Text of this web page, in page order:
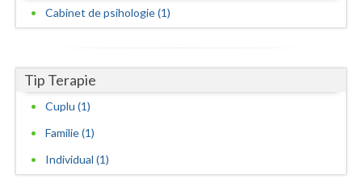
Neamt
Prahova
Sibiu
Cabinet de psihologie (1)
Tip Terapie
Cuplu (1)
Familie (1)
Individual (1)